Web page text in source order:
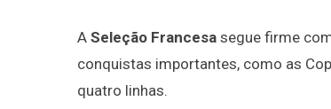
A Seleção Francesa segue firme
conquistas importantes, como as
quatro linhas.